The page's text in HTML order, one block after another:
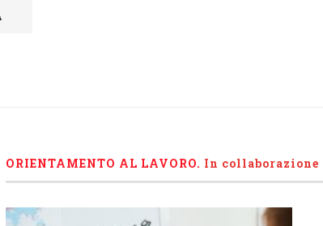
ORIENTAMENTO AL LAVORO. In collaborazione